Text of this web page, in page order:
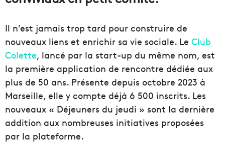
Il n’est jamais trop tard pour construire de
nouveaux liens et enrichir sa vie sociale. Le Club
Colette, lancé par la start-up du même nom, est
la première application de rencontre dédiée aux
plus de 50 ans. Présente depuis octobre 2023 à
Marseille, elle y compte déjà 6 500 inscrits. Les
nouveaux « Déjeuners du jeudi » sont la dernière
addition aux nombreuses initiatives proposées
par la plateforme.